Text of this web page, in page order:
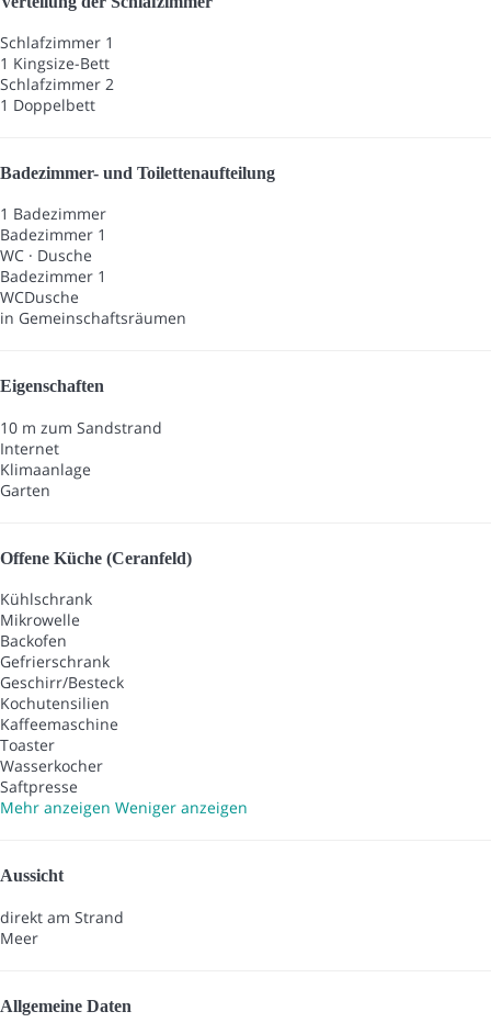
Schlafzimmer 1
1 Kingsize-Bett
Schlafzimmer 2
1 Doppelbett
Badezimmer- und Toilettenaufteilung
1 Badezimmer
Badezimmer 1
WC · Dusche
Badezimmer 1
WCDusche
in Gemeinschaftsräumen
Eigenschaften
10 m zum Sandstrand
Internet
Klimaanlage
Garten
Offene Küche (Ceranfeld)
Kühlschrank
Mikrowelle
Backofen
Gefrierschrank
Geschirr/Besteck
Kochutensilien
Kaffeemaschine
Toaster
Wasserkocher
Saftpresse
Mehr anzeigen Weniger anzeigen
Aussicht
direkt am Strand
Meer
Allgemeine Daten